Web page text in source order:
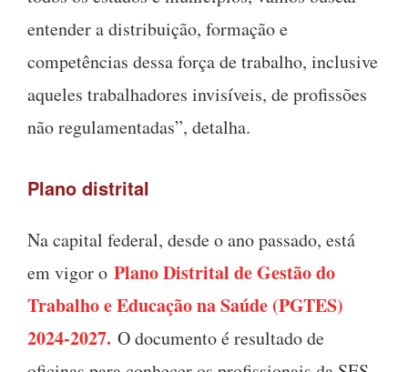
entender a distribuição, formação e
competências dessa força de trabalho, inclusive
aqueles trabalhadores invisíveis, de profissões
não regulamentadas”, detalha.
Plano distrital
Na capital federal, desde o ano passado, está
em vigor o Plano Distrital de Gestão do
Trabalho e Educação na Saúde (PGTES)
2024-2027. O documento é resultado de